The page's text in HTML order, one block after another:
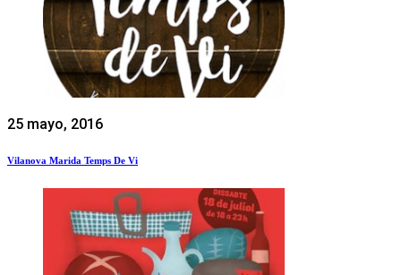
25 mayo, 2016
Vilanova Marida Temps De Vi